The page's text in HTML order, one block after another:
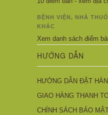
BỆNH VIỆN, NHÀ
KHÁC
Xem danh sách điểm
HƯỚNG DẪN
HƯỚNG DẪN ĐẶT
GIAO HÀNG THANH
CHÍNH SÁCH BẢO